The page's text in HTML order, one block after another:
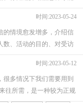
时间:2023-05-24
的情境愈发增多，介绍信
数、活动的目的、对受访
时间:2023-05-12
很多情况下我们需要用到
往所需，是一种较为正规